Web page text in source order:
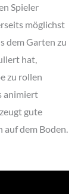
Spieler
möglichst
dem Garten zu
hat,
zu rollen
animiert
gute
dem Boden.